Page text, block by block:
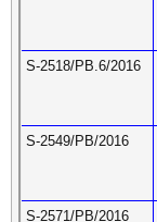
S-2518/PB.6/2016
S-2549/PB/2016
S-2571/PB/2016